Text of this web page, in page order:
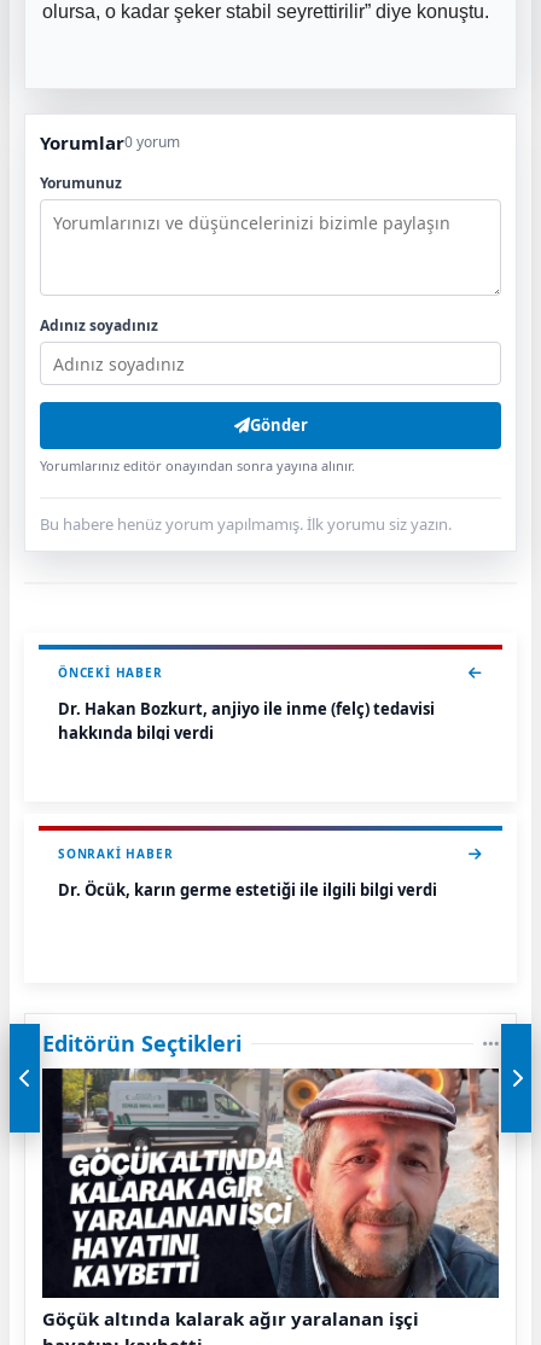
olursa, o kadar şeker stabil seyrettirilir” diye konuştu.
Yorumlar0 yorum
Yorumunuz
Adınız soyadınız
Gönder
Yorumlarınız editör onayından sonra yayına alınır.
Bu habere henüz yorum yapılmamış. İlk yorumu siz yazın.
ÖNCEKI HABER
Dr. Hakan Bozkurt, anjiyo ile inme (felç) tedavisi
hakkında bilgi verdi
SONRAKI HABER
Dr. Öcük, karın germe estetiği ile ilgili bilgi verdi
Editörün Seçtikleri
Göçük altında kalarak ağır yaralanan işçi